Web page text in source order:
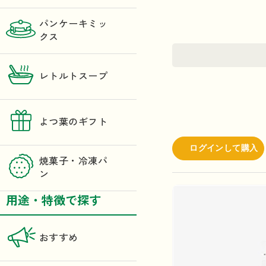
パンケーキミッ
クス
レトルトスープ
よつ葉のギフト
焼菓子・冷凍パ
ン
用途・特徴で探す
おすすめ
ログインして購入